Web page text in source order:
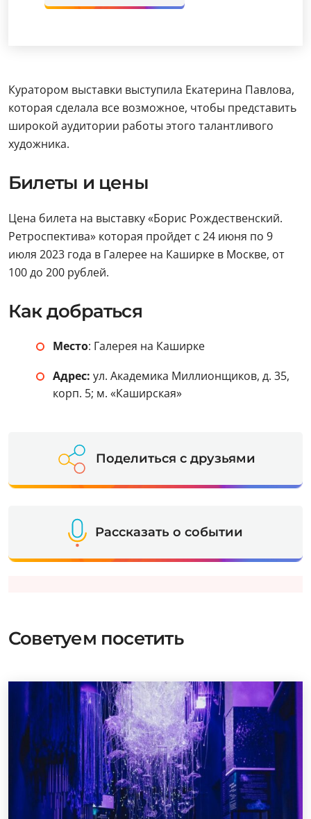
Куратором выставки выступила Екатерина Павлова,
которая сделала все возможное, чтобы представить
широкой аудитории работы этого талантливого
художника.
Билеты и цены
Цена билета на выставку «Борис Рождественский.
Ретроспектива» которая пройдет с 24 июня по 9
июля 2023 года в Галерее на Каширке в Москве, от
100 до 200 рублей.
Как добраться
Место: Галерея на Каширке
Адрес: ул. Академика Миллионщиков, д. 35,
корп. 5; м. «Каширская»
Поделиться с друзьями
Рассказать о событии
Советуем посетить